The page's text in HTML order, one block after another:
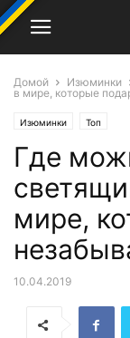
Домой Изюминки
в мире, которые
Изюминки Топ
Где
мире,
10.04.2019